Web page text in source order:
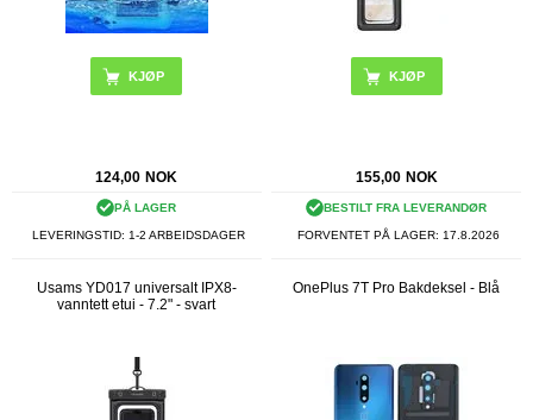
KJØP
124,00 NOK
PÅ LAGER
LEVERINGSTID: 1-2 ARBEIDSDAGER
155,00 NOK
BESTILT FRA LEVERANDØR
FORVENTET PÅ LAGER: 17.8.2026
Usams YD017 universalt IPX8-
vanntett etui - 7.2" - svart
OnePlus 7T Pro Bakdeksel - Blå